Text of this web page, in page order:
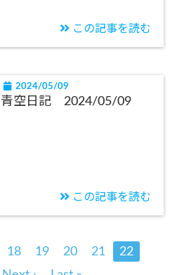
この記事を読む
2024/05/09
青空日記 2024/05/09
この記事を読む
18 19 20 21
22